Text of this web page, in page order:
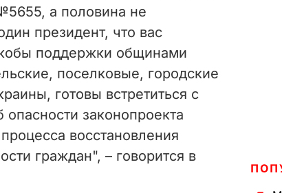
а половина не
президент, что вас
поддержки общинами
поселковые, городские
готовы встретиться с
законопроекта
восстановления
граждан", – говорится в